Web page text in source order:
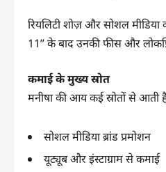
रियलिटी शोज़ और सोशल
11” के बाद उनकी फीस और
कमाई के मुख्य स्रोत
मनीषा की आय कई स्रोतों से आती
सोशल मीडिया ब्रांड प्रमोशन
यूट्यूब और इंस्टाग्राम से कमाई